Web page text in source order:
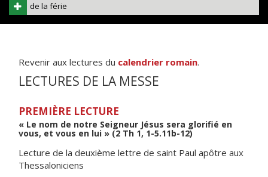
de la férie
Revenir aux lectures du calendrier romain.
LECTURES DE LA MESSE
PREMIÈRE LECTURE
« Le nom de notre Seigneur Jésus sera glorifié en
vous, et vous en lui » (2 Th 1, 1-5.11b-12)
Lecture de la deuxième lettre de saint Paul apôtre aux
Thessaloniciens